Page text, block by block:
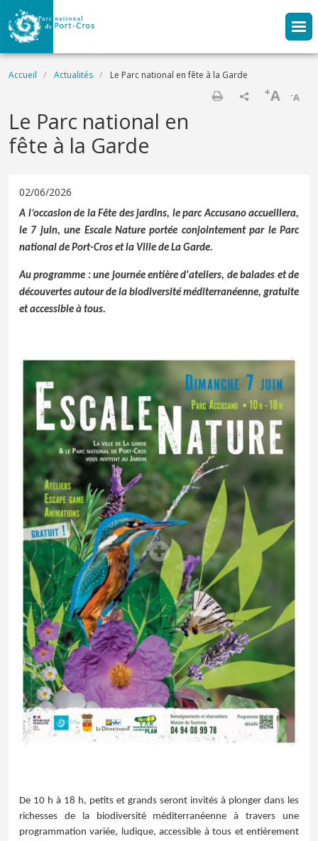
Aller au contenu principal
Fil d'Ariane
Accueil Actualités Le Parc national en fête à la Garde
-A
+A
Le Parc national en
fête à la Garde
02/06/2026
A l’occasion de la Fête des jardins, le parc Accusano accueillera,
le 7 juin, une Escale Nature portée conjointement par le Parc
national de Port-Cros et la Ville de La Garde.
Au programme : une journée entière d'ateliers, de balades et de
découvertes autour de la biodiversité méditerranéenne, gratuite
et accessible à tous.
De 10 h à 18 h, petits et grands seront invités à plonger dans les
richesses de la biodiversité méditerranéenne à travers une
programmation variée, ludique, accessible à tous et entièrement